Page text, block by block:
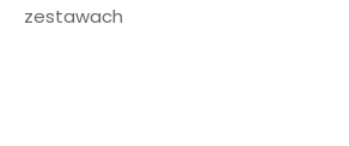
zestawach